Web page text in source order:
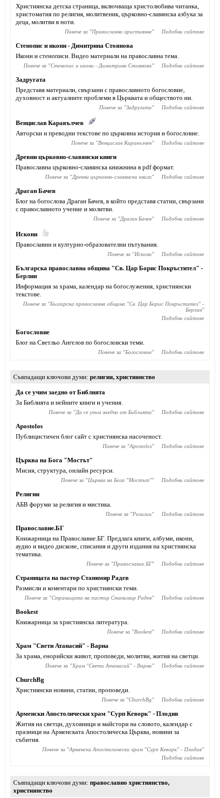
Християнска детска страница, включваща христолюбива читанка,
христоматия по религия, молитвеник, църковно-славянска азбука за
деца, молитви в ноти.
Повече за "Православно християнче" Подобни сайтове
Стенопис и икони - Димитрина Стоянова
Икони и стенописи. Видео материали на православна тема.
Повече за "Стенопис и икони - Димитрина Стоянова" Подобни сайтове
Задругата
Представя материали, свързани с православното богословие,
духовност и актуалните проблеми в Църквата и обществото ни.
Повече за "Задругата" Подобни сайтове
Венцислав Каравълчев
Авторски и преводни текстове по църковна история и богословие.
Повече за "Венцислав Каравълчев" Подобни сайтове
Древни църковно-славянски книги
Православна църковно-славянска книжнина в pdf формат.
Повече за "Древни църковно-славянски книги" Подобни сайтове
Драган Бачев
Блог на богослова Драган Бачев, в който представя статии, свързани
с православното учение и молитви.
Повече за "Драган Бачев" Подобни сайтове
Искони
Православни и културно-образователни пътувания.
Повече за "Искони" Подобни сайтове
Българска православна община "Св. Цар Борис Покръстител" -
Берлин
Информация за храма, календар на богослужения, християнски
текстове.
Повече за "Българска православна община "Св. Цар Борис Покръстител" -
Берлин"
Подобни сайтове
Богословие
Блог на Светльо Ангелов по богословски теми.
Повече за "Богословие" Подобни сайтове
Съвпадащи ключови думи религия, християнство
Да се учим заедно от Библията
За Библията и нейните книги и учения.
Повече за "Да се учим заедно от Библията" Подобни сайтове
Apostolos
Публицистичен блог сайт с християнска насоченост.
Повече за "Apostolos" Подобни сайтове
Църква на Бога "Мостът"
Мисия, структура, онлайн ресурси.
Повече за "Църква на Бога "Мостът"" Подобни сайтове
Религии
АБВ форуми за религия и мистика.
Повече за "Религии" Подобни сайтове
Православие.БГ
Книжарница на Православие.БГ. Предлага книги, албуми, икони,
аудио и видео дискове, списания и други издания на християнска
тематика.
Повече за "Православие.БГ" Подобни сайтове
Страницата на пастор Станимир Радев
Размисли и коментари по християнски теми.
Повече за "Страницата на пастор Станимир Радев" Подобни сайтове
Bookest
Книжарница за християнска литература.
Повече за "Bookest" Подобни сайтове
Храм "Свети Атанасий" - Варна
За храма, енорийски живот, проповеди, молитви, жития на светци.
Повече за "Храм "Свети Атанасий" - Варна" Подобни сайтове
ChurchBg
Християнски новини, статии, проповеди.
Повече за "ChurchBg" Подобни сайтове
Арменски Апостолически храм "Сурп Кеворк" - Плодив
Жития на светци, духовници и майстори на словото, календар с
празници на Арменската Апостолическа Църква, новини за
събития.
Повече за "Арменски Апостолически храм "Сурп Кеворк" - Плодив"
Подобни сайтове
Съвпадащи ключови думи православно християнство,
християнство